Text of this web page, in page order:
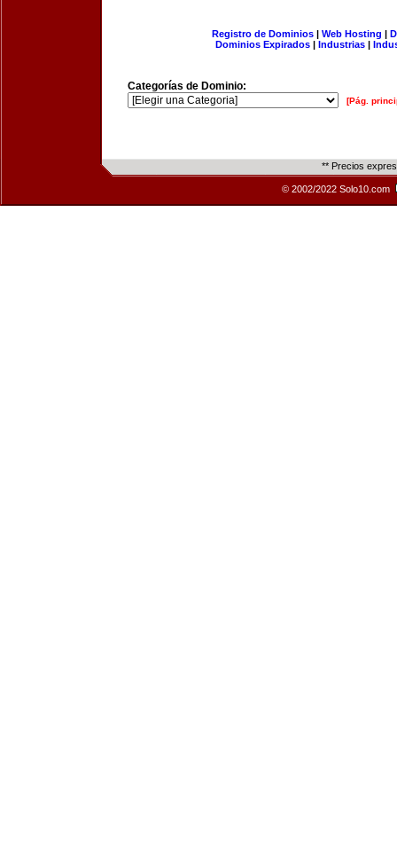
Registro de Dominios| Web Hosting |
Dominios Expirados | Industrias |
Categorías de Dominio:
[Pág.
** Precios
© 2002/2022 Solo10.com